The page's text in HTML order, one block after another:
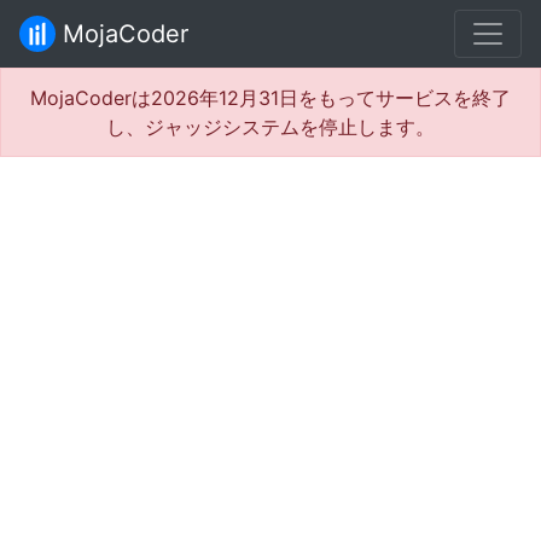
MojaCoder
MojaCoderは2026年12月31日をもってサービスを終了
し、ジャッジシステムを停止します。